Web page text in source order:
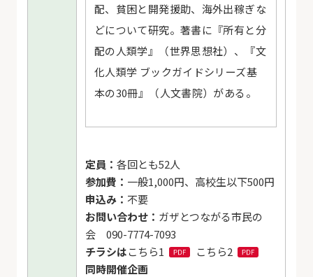
配、貧困と開発援助、海外出稼ぎな
どについて研究。著書に『所有と分
配の人類学』（世界思想社）、『文
化人類学 ブックガイドシリーズ基
本の30冊』（人文書院）がある。
定員： 各回とも52人
参加費： 一般1,000円、高校生以下500円
申込み： 不要
お問い合わせ： ガザとつながる市民の
会 090-7774-7093
チラシはこちら1
こちら2
同時開催企画